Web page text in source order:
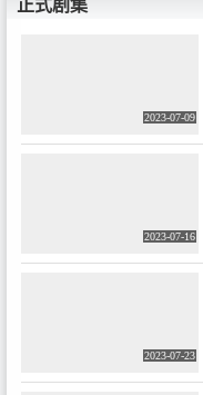
正式剧集
2023-07-09
2023-07-16
2023-07-23